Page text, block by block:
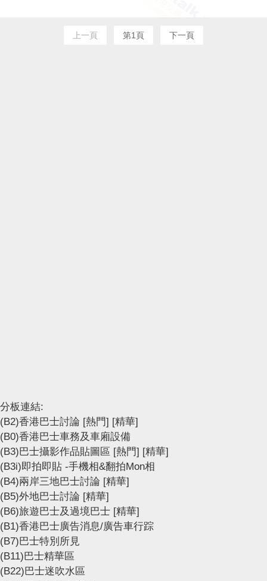
上一頁 第1頁 下一頁
分板連結:
(B2)香港巴士討論 [熱門] [精華]
(B0)香港巴士車務及車廂設備
(B3)巴士攝影作品貼圖區 [熱門] [精華]
(B3i)即拍即貼 -手機相&翻拍Mon相
(B4)兩岸三地巴士討論 [精華]
(B5)外地巴士討論 [精華]
(B6)旅遊巴士及過境巴士 [精華]
(B1)香港巴士廣告消息/廣告車行踪
(B7)巴士特別所見
(B11)巴士精華區
(B22)巴士迷吹水區